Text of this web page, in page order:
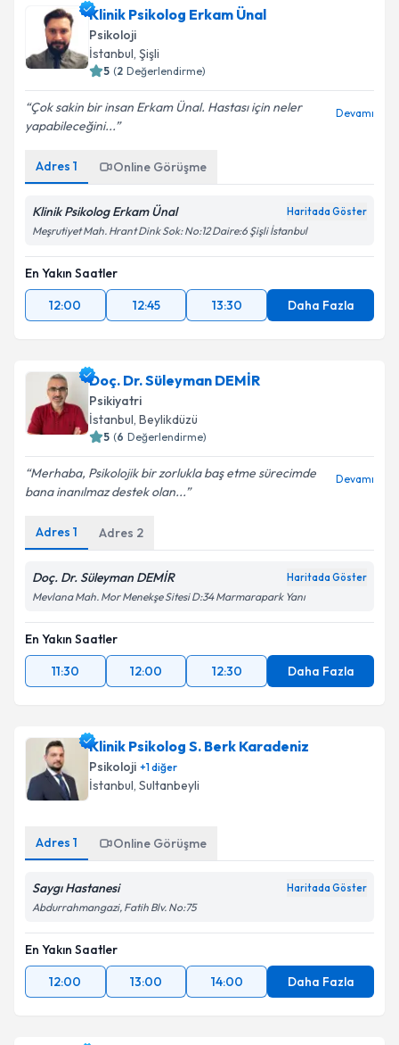
Klinik Psikolog Erkam Ünal
Psikoloji
İstanbul , Şişli
5 (2 Değerlendirme)
Çok sakin bir insan Erkam Ünal. Hastası için neler
yapabileceğini...
Devamı
Adres 1 Online Görüşme
Klinik Psikolog Erkam Ünal Haritada Göster
Meşrutiyet Mah. Hrant Dink Sok: No:12 Daire:6 Şişli İstanbul
En Yakın Saatler
12:00
12:45 13:30 Daha Fazla
Doç. Dr. Süleyman DEMİR
Psikiyatri
İstanbul , Beylikdüzü
5 (6 Değerlendirme)
Merhaba, Psikolojik bir zorlukla baş etme sürecimde
bana inanılmaz destek olan...
Devamı
Adres 1 Adres 2
Doç. Dr. Süleyman DEMİR Haritada Göster
Mevlana Mah. Mor Menekşe Sitesi D:34 Marmarapark Yanı
En Yakın Saatler
11:30
12:00 12:30 Daha Fazla
Klinik Psikolog S. Berk Karadeniz
Psikoloji +1diğer
İstanbul , Sultanbeyli
Adres 1 Online Görüşme
Saygı Hastanesi Haritada Göster
Abdurrahmangazi, Fatih Blv. No:75
En Yakın Saatler
12:00
13:00 14:00 Daha Fazla